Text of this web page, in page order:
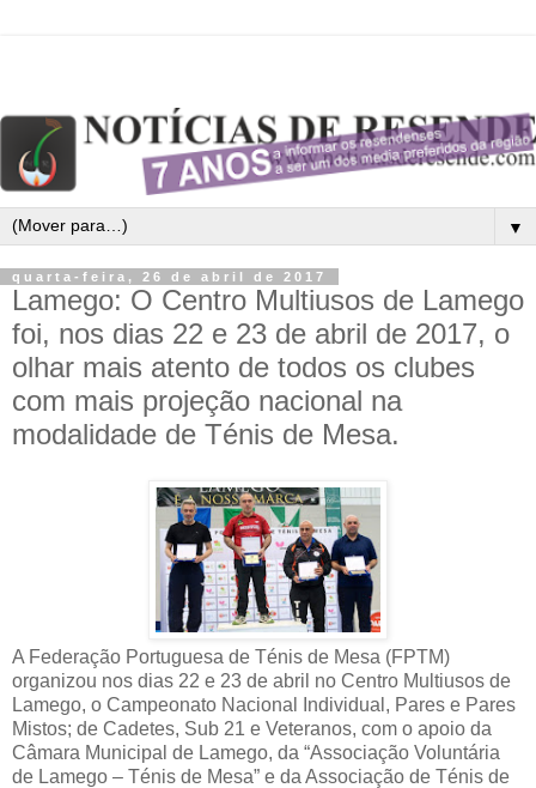
▼
quarta-feira, 26 de abril de 2017
Lamego: O Centro Multiusos de Lamego
foi, nos dias 22 e 23 de abril de 2017, o
olhar mais atento de todos os clubes
com mais projeção nacional na
modalidade de Ténis de Mesa.
A Federação Portuguesa de Ténis de Mesa (FPTM)
organizou nos dias 22 e 23 de abril no Centro Multiusos de
Lamego, o Campeonato Nacional Individual, Pares e Pares
Mistos; de Cadetes, Sub 21 e Veteranos, com o apoio da
Câmara Municipal de Lamego, da “Associação Voluntária
de Lamego – Ténis de Mesa” e da Associação de Ténis de